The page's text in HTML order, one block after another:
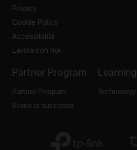
Privacy
Cookie Policy
Accessibilità
Lavora con noi
Partner Program
Partner Program
Storie di successo